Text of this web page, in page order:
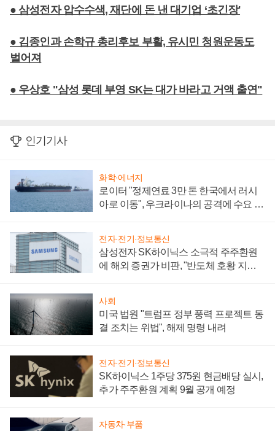
● 삼성전자 압수수색, 재단에 돈 낸 대기업 ‘초긴장'
● 김종인과 손학규 총리후보 부활, 유시민 청원운동도
벌어져
● 우상호 "삼성 롯데 부영 SK는 대가 바라고 거액 출연"
인기기사
화학·에너지
로이터 "정제연료 3만 톤 한국에서 러시
아로 이동", 우크라이나의 공격에 수요 늘
전자·전기·정보통신
삼성전자 SK하이닉스 소극적 주주환원
에 해외 증권가 비판, "반도체 호황 지속
사회
미국 법원 "트럼프 정부 풍력 프로젝트 동
결 조치는 위법", 해제 명령 내려
전자·전기·정보통신
SK하이닉스 1주당 375원 현금배당 실시,
추가 주주환원 계획 9월 공개 예정
자동차·부품